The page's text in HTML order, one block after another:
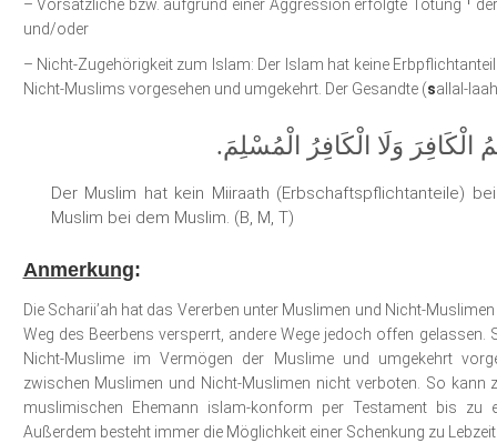
– Vorsätzliche bzw. aufgrund einer Aggression erfolgte Tötung
und/oder
– Nicht-Zugehörigkeit zum Islam: Der Islam hat keine
Nicht-Muslims vorgesehen und umgekehrt. Der Gesandte (sallal-
الْكَافِرَ وَلَا الْكَافِرُ الْمُسْلِمَ.
Der Muslim hat kein Miiraath (Erbschaftspflichtanteile)
Muslim bei dem Muslim. (B, M, T)
Anmerkung:
Die Scharii’ah hat das Vererben unter Muslimen und Nicht-
Weg des Beerbens versperrt, andere Wege jedoch offen
Nicht-Muslime im Vermögen der Muslime und umgekehrt
zwischen Muslimen und Nicht-Muslimen nicht verboten. So kann
muslimischen Ehemann islam-konform per Testament bis zu
Außerdem besteht immer die Möglichkeit einer Schenkung zu